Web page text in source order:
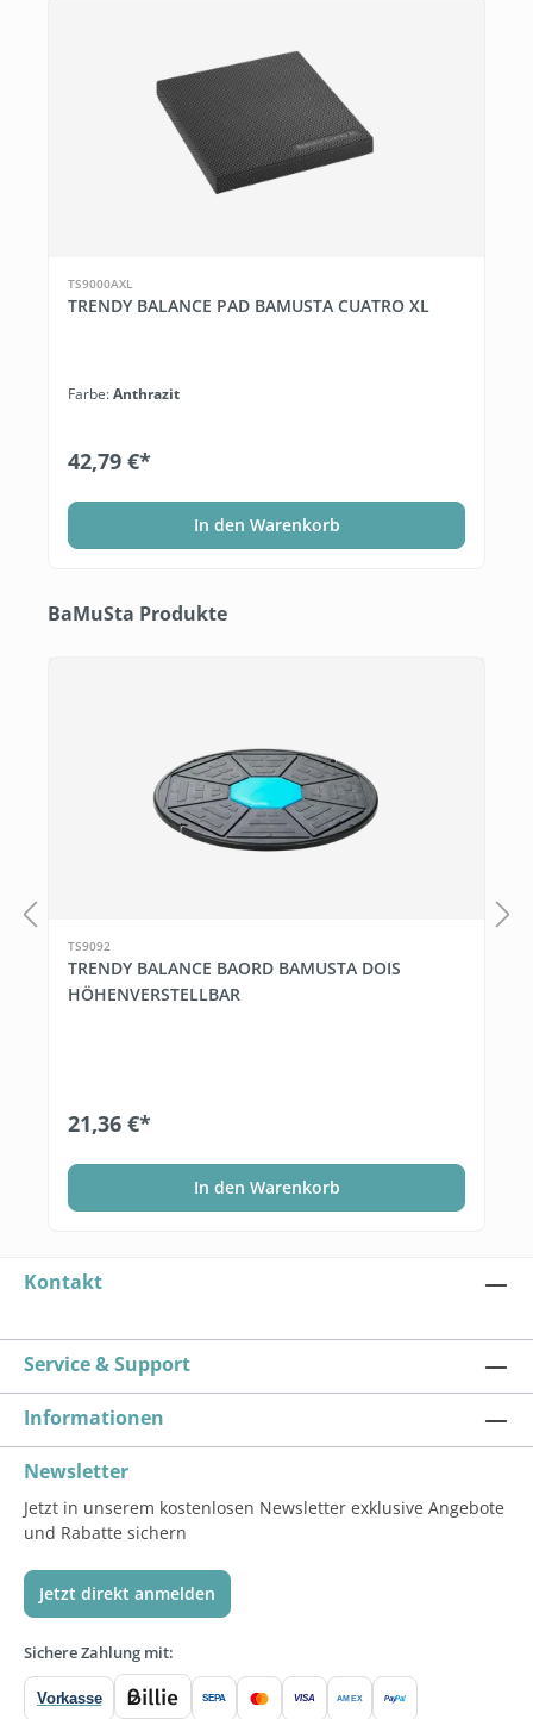
TS9000AXL
TRENDY BALANCE PAD BAMUSTA CUATRO XL
Farbe:Anthrazit
42,79 €*
In den Warenkorb
Produktgalerie überspringen
BaMuSta Produkte
TS9092
TRENDY BALANCE BAORD BAMUSTA DOIS
HÖHENVERSTELLBAR
21,36 €*
In den Warenkorb
Kontakt
Service & Support
Informationen
Newsletter
Jetzt in unserem kostenlosen Newsletter exklusive Angebote
und Rabatte sichern
Jetzt direkt anmelden
Sichere Zahlung mit:
Vorkasse SEPA VISA AMEX PayPal